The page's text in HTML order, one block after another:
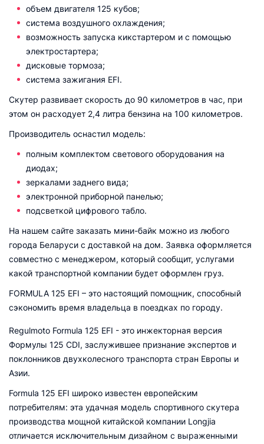
объем двигателя 125 кубов;
система воздушного охлаждения;
возможность запуска кикстартером и с помощью
электростартера;
дисковые тормоза;
система зажигания EFI.
Скутер развивает скорость до 90 километров в час, при
этом он расходует 2,4 литра бензина на 100 километров.
Производитель оснастил модель:
полным комплектом светового оборудования на
диодах;
зеркалами заднего вида;
электронной приборной панелью;
подсветкой цифрового табло.
На нашем сайте заказать мини-байк можно из любого
города Беларуси с доставкой на дом. Заявка оформляется
совместно с менеджером, который сообщит, услугами
какой транспортной компании будет оформлен груз.
FORMULA 125 EFI – это настоящий помощник, способный
сэкономить время владельца в поездках по городу.
Regulmoto Formula 125 EFI - это инжекторная версия
Формулы 125 CDI, заслужившее признание экспертов и
поклонников двухколесного транспорта стран Европы и
Азии.
Formula 125 EFI широко известен европейским
потребителям: эта удачная модель спортивного скутера
производства мощной китайской компании Longjia
отличается исключительным дизайном с выраженными